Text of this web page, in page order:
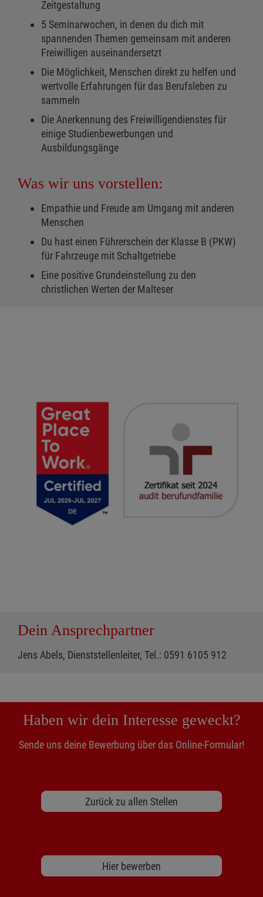
Zeitgestaltung
5 Seminarwochen, in denen du dich mit
spannenden Themen gemeinsam mit anderen
Freiwilligen auseinandersetzt
Die Möglichkeit, Menschen direkt zu helfen und
wertvolle Erfahrungen für das Berufsleben zu
sammeln
Die Anerkennung des Freiwilligendienstes für
einige Studienbewerbungen und
Ausbildungsgänge
Was wir uns vorstellen:
Empathie und Freude am Umgang mit anderen
Menschen
Du hast einen Führerschein der Klasse B (PKW)
für Fahrzeuge mit Schaltgetriebe
Eine positive Grundeinstellung zu den
christlichen Werten der Malteser
Dein Ansprechpartner
Jens Abels, Dienststellenleiter, Tel.: 0591 6105 912
Haben wir dein Interesse geweckt?
Sende uns deine Bewerbung über das Online-Formular!
Zurück zu allen Stellen
Hier bewerben